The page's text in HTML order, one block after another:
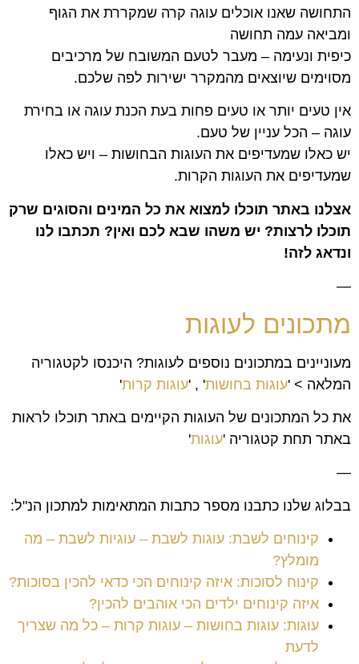
התחושה שאנו אוכלים עוגה קרה שמקררת את הגוף
ומביאה עמה תחושה
כיפית ונעימה – מעבר לטעם המשובח של מרכיבים
מסוימים שיוצאים מהמקרר ישירות לפה שלכם.
אין טעים יותר או טעים פחות בעת הכנת עוגה או בחירת
עוגה – הכל עניין של טעם.
יש כאלו שמעדיפים את העוגות הבחושות – ויש כאלו
שמעדיפים את העוגות הקרות.
אצלנו באתר תוכלו למצוא את כל המינים והסוגים שרק
תוכלו לרצות? יש משהו שבא לכם ואין? תכתבו לנו
ונדאג לזה!
—
מתכונים לעוגות
מעוניינים במתכונים נוספים לעוגות? היכנסו לקטגוריה
המלאה > 'עוגות בחושות' , 'עוגות קרות'
את כל המתכונים של העוגות הקיימים באתר תוכלו לראות
באתר תחת קטגוריה 'עוגות'
—
בבלוג שלנו כתבנו מספר כתבות המתאימות למתכון הנ"ל:
קינוחים לשבת: עוגות לשבת – עוגיות לשבת – מה
מומלץ?
קינוח לסוכות: איזה קינוחים הכי כדאי להכין בסוכות?
איזה קינוחים ילדים הכי אוהבים להכין?
עוגות: עוגות בחושות – עוגות קרות – כל מה שצריך
לדעת